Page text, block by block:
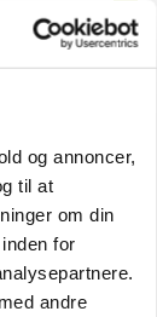
og annoncer,
til at
om din
for
andre
03. aug.
03. aug.